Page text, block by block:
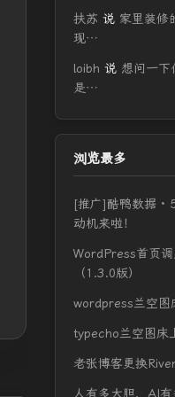
扶苏 说 家里装修
现…
loibh 说 想问一下
是…
浏览最多
[推广]酷鸭数据 ·
动机来啦！
WordPress首页
（1.3.0版）
wordpress兰空图
typecho兰空图床
老张博客更换
人有多大胆，AI有